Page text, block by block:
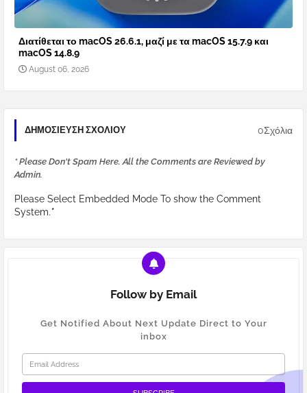
Διατίθεται το macOS 26.6.1, μαζί με τα macOS 15.7.9 και
macOS 14.8.9
August 06, 2026
ΔΗΜΟΣΊΕΥΣΗ ΣΧΟΛΊΟΥ 0Σχόλια
* Please Don't Spam Here. All the Comments are Reviewed by
Admin.
Please Select Embedded Mode To show the Comment
System.*
Follow by Email
Get Notified About Next Update Direct to Your
inbox